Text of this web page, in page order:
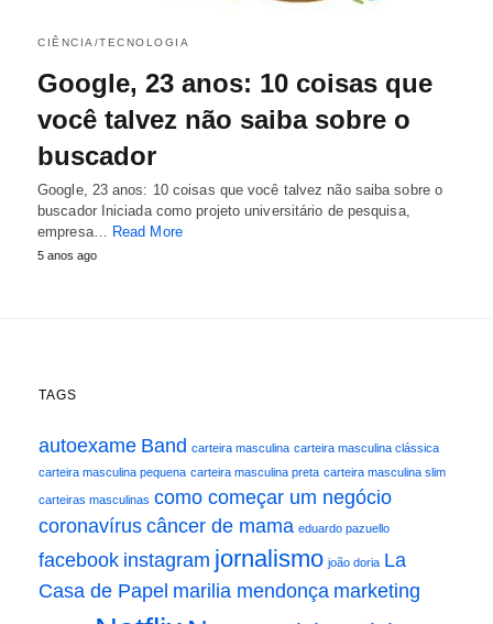
CIÊNCIA/TECNOLOGIA
Google, 23 anos: 10 coisas que
você talvez não saiba sobre o
buscador
Google, 23 anos: 10 coisas que você talvez não saiba sobre o
buscador Iniciada como projeto universitário de pesquisa,
empresa… Read More
5 anos ago
TAGS
autoexame Band carteira masculina carteira masculina clássica
carteira masculina pequena carteira masculina preta carteira masculina slim
carteiras masculinas como começar um negócio
coronavírus câncer de mama eduardo pazuello
facebook instagram jornalismo joão doria La
Casa de Papel marilia mendonça marketing